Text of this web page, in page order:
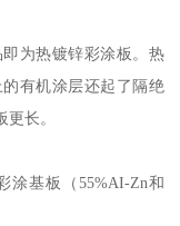
为热镀锌彩涂板。热
有机涂层还起了隔绝
长。
涂基板（55%AI-Zn和